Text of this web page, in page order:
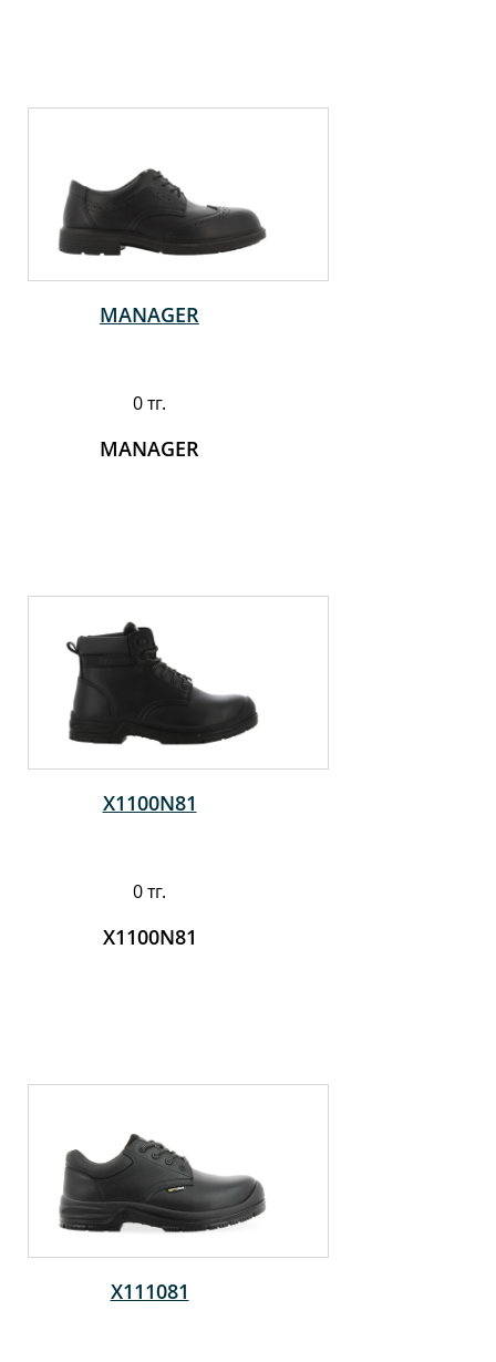
MANAGER
0 тг.
MANAGER
X1100N81
0 тг.
X1100N81
X111081